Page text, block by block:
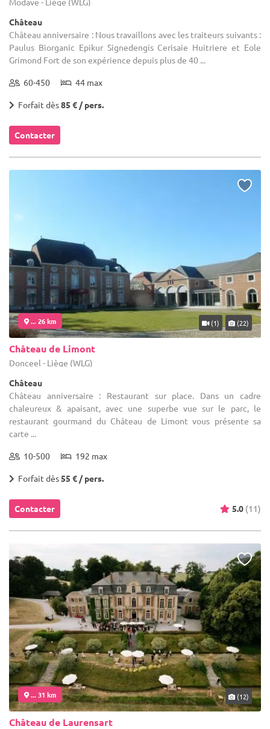
Château
Château anniversaire : Nous travaillons avec les traiteurs suivants :
Paulus Biorganic Epikur Signedengis Cerisaie Huitriere et Eole
Grimond Fort de son expérience depuis plus de 40 ...
60-450 44 max
Forfait dès85 € / pers.
Contacter
... 26 km (1) (22)
Château de Limont
Donceel - Liège (WLG)
Château
Château anniversaire : Restaurant sur place. Dans un cadre
chaleureux & apaisant, avec une superbe vue sur le parc, le
restaurant gourmand du Château de Limont vous présente sa
carte ...
10-500 192 max
Forfait dès55 € / pers.
Contacter 5.0 (11)
... 31 km (12)
Château de Laurensart